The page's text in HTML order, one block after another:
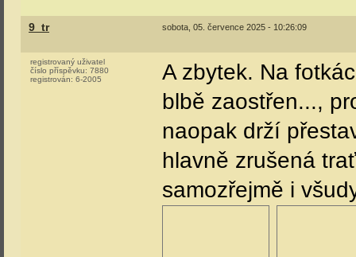
9_tr sobota, 05. července 2025 - 10:26:09
registrovaný uživatel
číslo příspěvku: 7880
registrován: 6-2005
A zbytek. Na
blbě zaostřen...,
naopak drží
hlavně zrušená
samozřejmě i